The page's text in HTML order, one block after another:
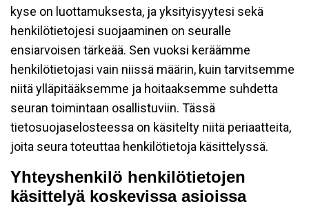
kyse on luottamuksesta, ja yksityisyytesi sekä
henkilötietojesi suojaaminen on seuralle
ensiarvoisen tärkeää. Sen vuoksi keräämme
henkilötietojasi vain niissä määrin, kuin tarvitsemme
niitä ylläpitääksemme ja hoitaaksemme suhdetta
seuran toimintaan osallistuviin. Tässä
tietosuojaselosteessa on käsitelty niitä periaatteita,
joita seura toteuttaa henkilötietoja käsittelyssä.
Yhteyshenkilö henkilötietojen
käsittelyä koskevissa asioissa